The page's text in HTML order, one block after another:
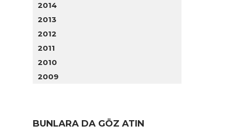
2014
2013
2012
2011
2010
2009
BUNLARA DA GÖZ ATIN